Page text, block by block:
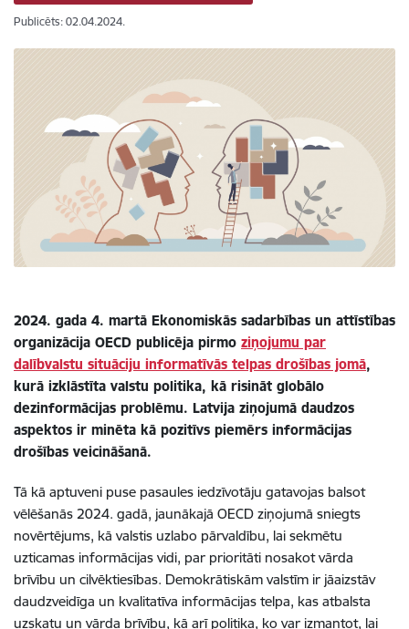
Publicēts: 02.04.2024.
2024. gada 4. martā Ekonomiskās sadarbības un attīstības
organizācija OECD publicēja pirmo ziņojumu par
dalībvalstu situāciju informatīvās telpas drošības jomā,
kurā izklāstīta valstu politika, kā risināt globālo
dezinformācijas problēmu. Latvija ziņojumā daudzos
aspektos ir minēta kā pozitīvs piemērs informācijas
drošības veicināšanā.
Tā kā aptuveni puse pasaules iedzīvotāju gatavojas balsot
vēlēšanās 2024. gadā, jaunākajā OECD ziņojumā sniegts
novērtējums, kā valstis uzlabo pārvaldību, lai sekmētu
uzticamas informācijas vidi, par prioritāti nosakot vārda
brīvību un cilvēktiesības. Demokrātiskām valstīm ir jāaizstāv
daudzveidīga un kvalitatīva informācijas telpa, kas atbalsta
uzskatu un vārda brīvību, kā arī politika, ko var izmantot, lai